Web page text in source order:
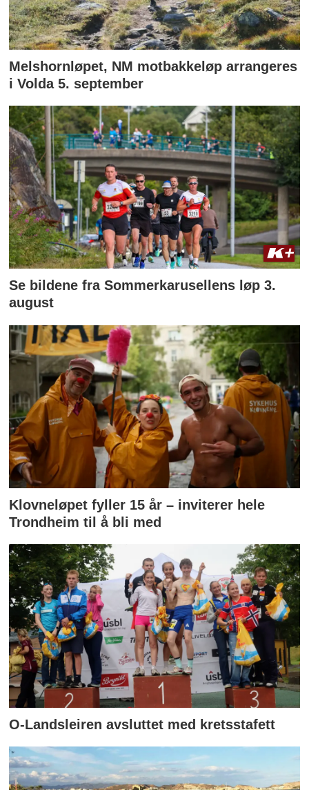
Melshornløpet, NM motbakkeløp arrangeres
i Volda 5. september
Se bildene fra Sommerkarusellens løp 3.
august
Klovneløpet fyller 15 år – inviterer hele
Trondheim til å bli med
O-Landsleiren avsluttet med kretsstafett